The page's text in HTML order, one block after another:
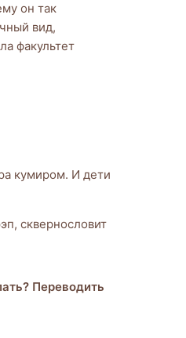
он так
вид,
факультет
кумиром. И дети
сквернословит
Переводить